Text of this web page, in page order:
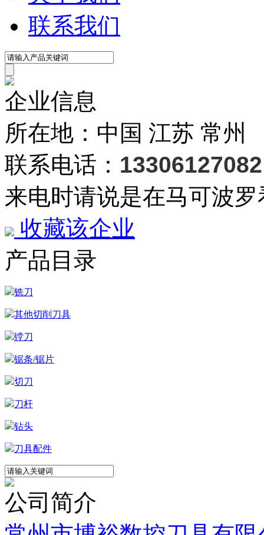
关于我们
联系我们
企业信息
所在地：中国 江苏 常州
联系电话： 13306127082
来电时请说是在马可波
收藏该企业
产品目录
铣刀
其他切削刀具
镗刀
锯条/锯片
切刀
刀杆
钻头
刀具配件
公司简介